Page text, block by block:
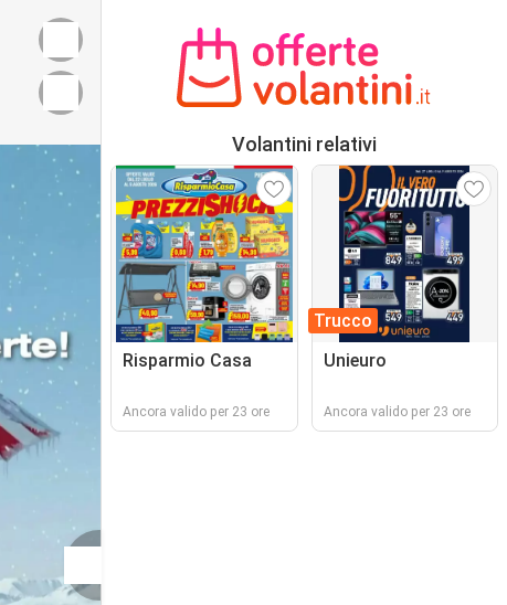
Volantini relativi
Risparmio Casa
Ancora valido per 23 ore
Trucco
Unieuro
Ancora valido per 23 ore